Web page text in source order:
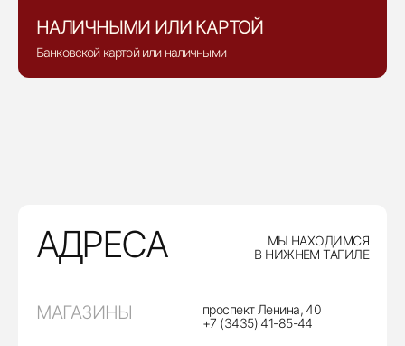
НАЛИЧНЫМИ ИЛИ КАРТОЙ
Банковской картой или наличными
АДРЕСА
МЫ НАХОДИМСЯ
В НИЖНЕМ ТАГИЛЕ
МАГАЗИНЫ
проспект Ленина, 40
+7 (3435) 41-85-44